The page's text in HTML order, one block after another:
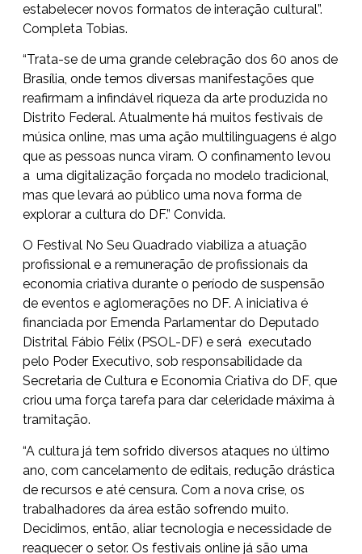
estabelecer novos formatos de interação cultural”.
Completa Tobias.
“Trata-se de uma grande celebração dos 60 anos de
Brasília, onde temos diversas manifestações que
reafirmam a infindável riqueza da arte produzida no
Distrito Federal. Atualmente há muitos festivais de
música online, mas uma ação multilinguagens é algo
que as pessoas nunca viram. O confinamento levou
a uma digitalização forçada no modelo tradicional,
mas que levará ao público uma nova forma de
explorar a cultura do DF.” Convida.
O Festival No Seu Quadrado viabiliza a atuação
profissional e a remuneração de profissionais da
economia criativa durante o período de suspensão
de eventos e aglomerações no DF. A iniciativa é
financiada por Emenda Parlamentar do Deputado
Distrital Fábio Félix (PSOL-DF) e será executado
pelo Poder Executivo, sob responsabilidade da
Secretaria de Cultura e Economia Criativa do DF, que
criou uma força tarefa para dar celeridade máxima à
tramitação.
“A cultura já tem sofrido diversos ataques no último
ano, com cancelamento de editais, redução drástica
de recursos e até censura. Com a nova crise, os
trabalhadores da área estão sofrendo muito.
Decidimos, então, aliar tecnologia e necessidade de
reaquecer o setor. Os festivais online já são uma